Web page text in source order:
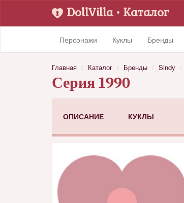
DollVilla• Каталог
Персонажи Куклы Бренды
Главная Каталог Бренды Sindy
Серия 1990
ОПИСАНИЕ КУКЛЫ